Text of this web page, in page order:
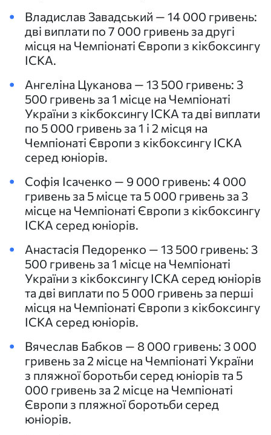
Владислав Завадський — 14 000 гривень:
дві виплати по 7 000 гривень за другі
місця на Чемпіонаті Європи з кікбоксингу
ІСКА.
Ангеліна Цуканова — 13 500 гривень: 3
500 гривень за 1 місце на Чемпіонаті
України з кікбоксингу ІСКА та дві виплати
по 5 000 гривень за 1 і 2 місця на
Чемпіонаті Європи з кікбоксингу ІСКА
серед юніорів.
Софія Ісаченко — 9 000 гривень: 4 000
гривень за 5 місце та 5 000 гривень за 3
місце на Чемпіонаті Європи з кікбоксингу
ІСКА серед юніорів.
Анастасія Педоренко — 13 500 гривень: 3
500 гривень за 1 місце на Чемпіонаті
України з кікбоксингу ІСКА серед юніорів
та дві виплати по 5 000 гривень за перші
місця на Чемпіонаті Європи з кікбоксингу
ІСКА серед юніорів.
Вячеслав Бабков — 8 000 гривень: 3 000
гривень за 2 місце на Чемпіонаті України
з пляжної боротьби серед юніорів та 5
000 гривень за 2 місце на Чемпіонаті
Європи з пляжної боротьби серед
юніорів.